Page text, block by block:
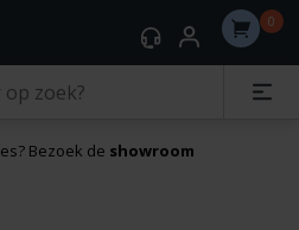
0
Bezoek de showroom